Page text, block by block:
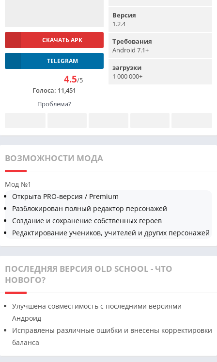
СКАЧАТЬ APK
TELEGRAM
4.5/5
Голоса: 11,451
Проблема?
Версия
1.2.4
Требования
Android 7.1+
загрузки
1 000 000+
ВОЗМОЖНОСТИ МОДА
Мод №1
Открыта PRO-версия / Premium
Разблокирован полный редактор персонажей
Создание и сохранение собственных героев
Редактирование учеников, учителей и других персонажей
ПОСЛЕДНЯЯ ВЕРСИЯ OLD SCHOOL - ЧТО
НОВОГО?
Улучшена совместимость с последними версиями
Андроид
Исправлены различные ошибки и внесены корректировки
баланса